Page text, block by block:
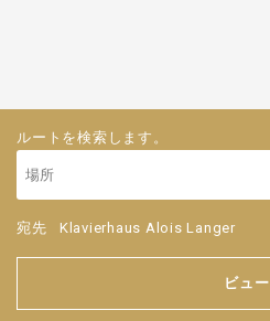
ルートを検索します。
宛先 Klavierhaus Alois Langer
ビュー